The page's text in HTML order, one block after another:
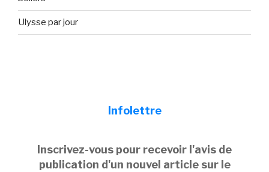
Ulysse par jour
Infolettre
Inscrivez-vous pour recevoir l'avis de
publication d'un nouvel article sur le